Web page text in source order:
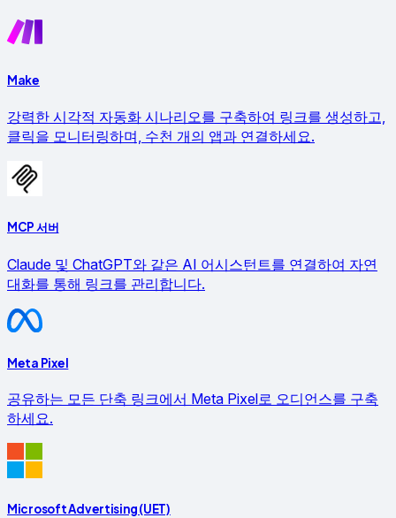
Make
강력한 시각적 자동화 시나리오를 구축하여 링크를 생성하고,
클릭을 모니터링하며, 수천 개의 앱과 연결하세요.
MCP 서버
Claude 및 ChatGPT와 같은 AI 어시스턴트를 연결하여 자연
대화를 통해 링크를 관리합니다.
Meta Pixel
공유하는 모든 단축 링크에서 Meta Pixel로 오디언스를 구축
하세요.
Microsoft Advertising (UET)